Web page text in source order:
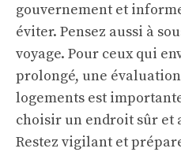
gouvernement et
éviter. Pensez aussi à
voyage. Pour ceux qui
prolongé, une
logements est
choisir un endroit sûr et
Restez vigilant et